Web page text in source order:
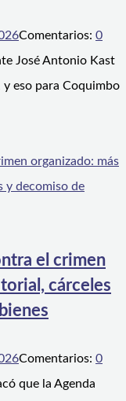
Comentarios: 0
José Antonio Kast
y eso para Coquimbo
el crimen
cárceles
Comentarios: 0
que la Agenda